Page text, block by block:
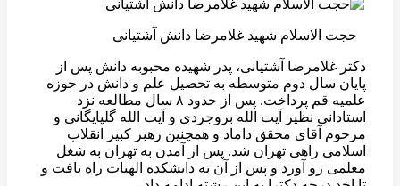
حجت الاسلام شهید غلامرضا دانش آشتیانی
دکتر غلامرضا آشتیانی، پدر شهیده محبوبه دانش پس از
پایان سال دوم متوسطه به تحصیل علم و دانش در حوزه
علمیه قم پرداخت. پس از حدود ۸ سال مطالعه نزد
استادانی نظیر آیت الله بروجردی و آیت الله گلپایگانی و
مرحوم آقای محقق داماد و همچنین رهبر کبیر انقلاب
اسلامی راهی تهران شد. پس از آمدن به تهران به شغل
معلمی رو آورد و پس از آن به دانشکده الهیات راه یافت و